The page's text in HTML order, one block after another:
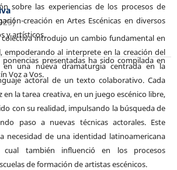
sobre las experiencias de los procesos de
creación en Artes Escénicas en diversos
y artísticos.
ponencias presentadas ha sido compilada en
Voz a Vos.
introdujo un cambio fundamental en
empoderando al interprete en la creación del
en una nueva dramaturgia centrada en la
actoral de un texto colaborativo. Cada
la tarea creativa, en un juego escénico libre,
con su realidad, impulsando la búsqueda de
paso a nuevas técnicas actorales. Este
necesidad de una identidad latinoamericana
también influenció en los procesos
de formación de artistas escénicos.